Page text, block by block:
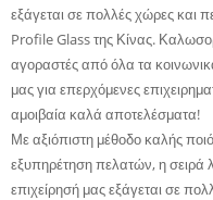
εξάγεται σε πολλές χώρες και
Profile Glass της Κίνας.
αγοραστές από όλα τα
μας για επερχόμενες
αμοιβαία καλά αποτελέσματα!
Με αξιόπιστη μέθοδο καλής
εξυπηρέτηση πελατών, η
επιχείρησή μας εξάγεται σε